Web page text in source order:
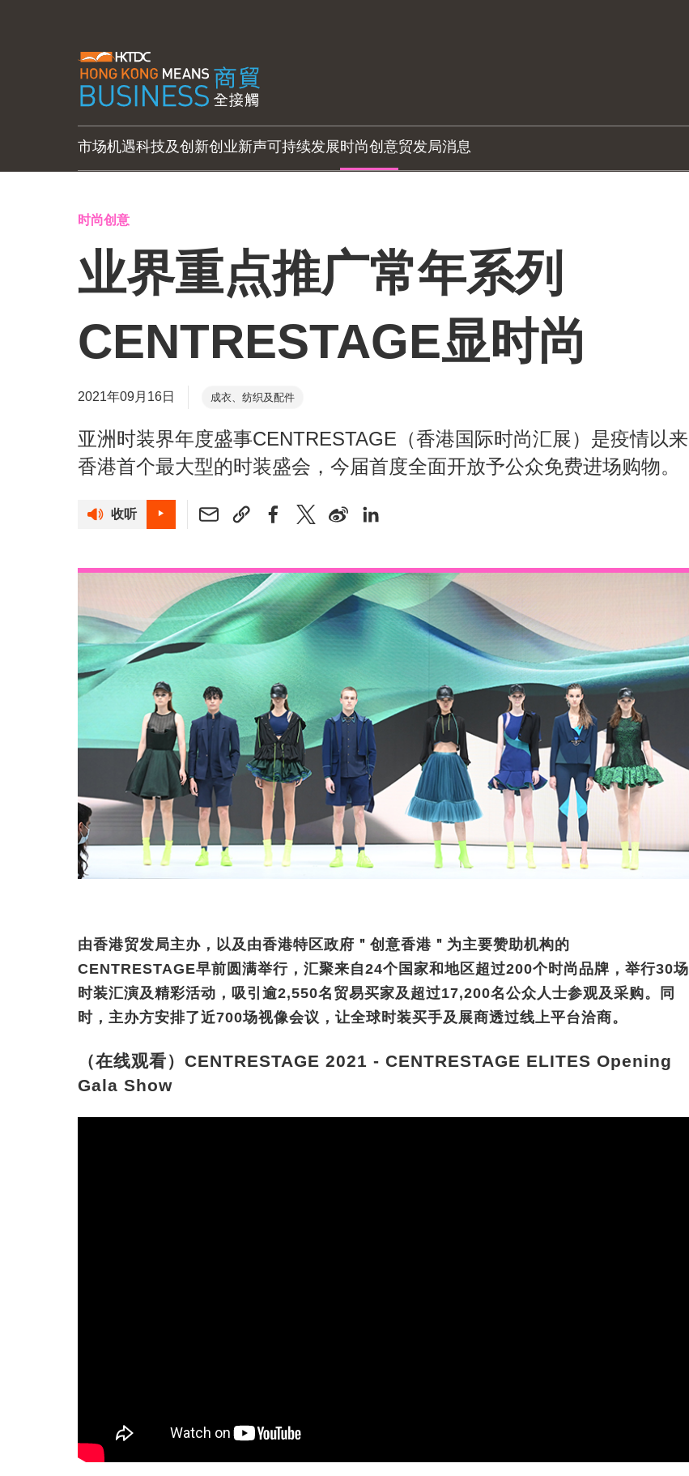
市场机遇科技及创新创业新声可持续发展时尚创意贸发局消息
时尚创意
业界重点推广常年系列
CENTRESTAGE显时尚
2021年09月16日 成衣、纺织及配件
亚洲时装界年度盛事CENTRESTAGE（香港国际时尚汇展）是疫情以来
香港首个最大型的时装盛会，今届首度全面开放予公众免费进场购物。
收听
由香港贸发局主办，以及由香港特区政府＂创意香港＂为主要赞助机构的
CENTRESTAGE早前圆满举行，汇聚来自24个国家和地区超过200个时尚品牌，举行30场
时装汇演及精彩活动，吸引逾2,550名贸易买家及超过17,200名公众人士参观及采购。同
时，主办方安排了近700场视像会议，让全球时装买手及展商透过线上平台洽商。
（在线观看）CENTRESTAGE 2021 - CENTRESTAGE ELITES Opening
Gala Show